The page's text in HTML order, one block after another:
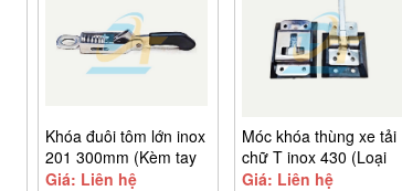
Khóa đuôi tôm lớn inox
201 300mm (Kèm tay
bọc cao su)
Giá: Liên hệ
Móc khóa thùng xe tải
chữ T inox 430 (Loại
dài)
Giá: Liên hệ